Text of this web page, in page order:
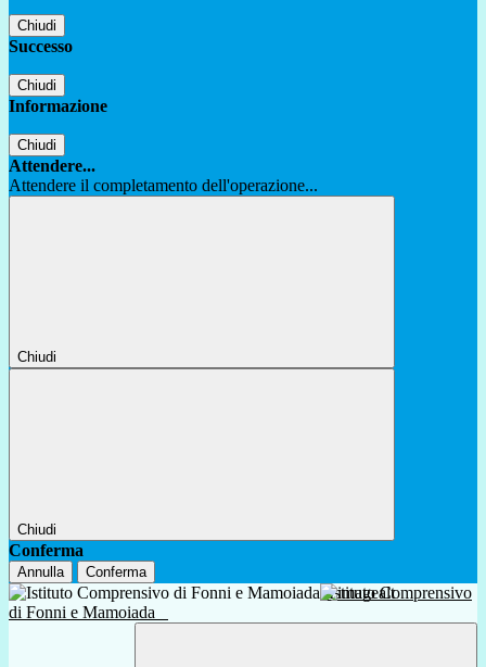
Chiudi
Successo
Chiudi
Informazione
Chiudi
Attendere...
Attendere il completamento dell'operazione...
Chiudi
Chiudi
Conferma
Annulla Conferma
Istituto Comprensivo
di Fonni e Mamoiada